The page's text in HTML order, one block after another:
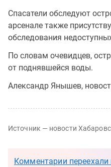
Спасатели обследуют
арсенале также
обследования
По словам очевидцев,
от поднявшейся воды.
Александр Янышев,
Источник — новости
Комментарии